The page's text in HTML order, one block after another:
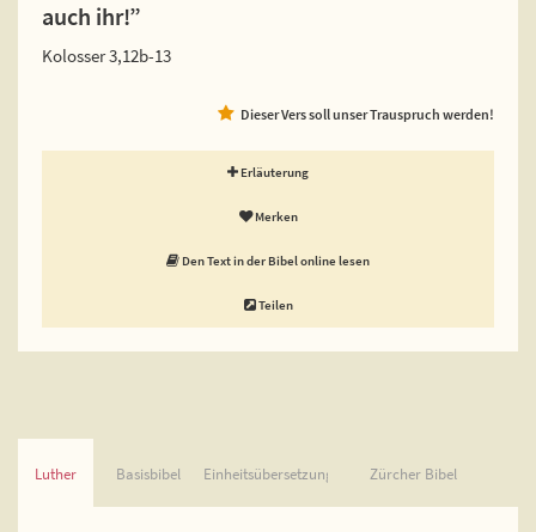
auch ihr!”
Kolosser 3,12b-13
Dieser Vers soll unser Trauspruch werden!
Erläuterung
Merken
Den Text in der Bibel online lesen
Teilen
Luther Basisbibel Einheitsübersetzung Zürcher Bibel